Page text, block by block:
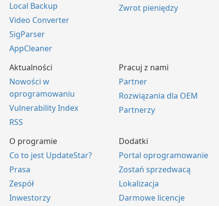
Local Backup
Video Converter
SigParser
AppCleaner
Zwrot pieniędzy
Aktualności
Nowości w
oprogramowaniu
Vulnerability Index
RSS
Pracuj z nami
Partner
Rozwiązania dla OEM
Partnerzy
O programie
Co to jest UpdateStar?
Prasa
Zespół
Inwestorzy
Dodatki
Portal oprogramowanie
Zostań sprzedwacą
Lokalizacja
Darmowe licencje